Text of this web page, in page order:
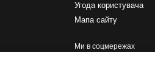
Угода користувача
Мапа сайту
Ми в соцмережах